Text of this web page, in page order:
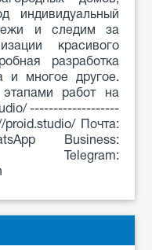
индивидуальный
и следим за
красивого
разработка
и многое другое.
работ на
-------------------
Почта:
Business:
Telegram: